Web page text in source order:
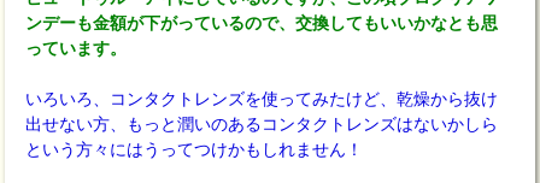
ンデーも金額が下がっているので、交換してもいいかなとも思
っています。
いろいろ、コンタクトレンズを使ってみたけど、乾燥から抜け
出せない方、もっと潤いのあるコンタクトレンズはないかしら
という方々にはうってつけかもしれません！